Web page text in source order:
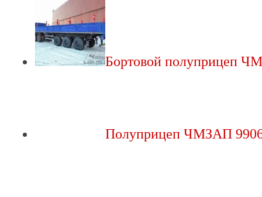
Бортовой полуприцеп
Полуприцеп ЧМЗАП